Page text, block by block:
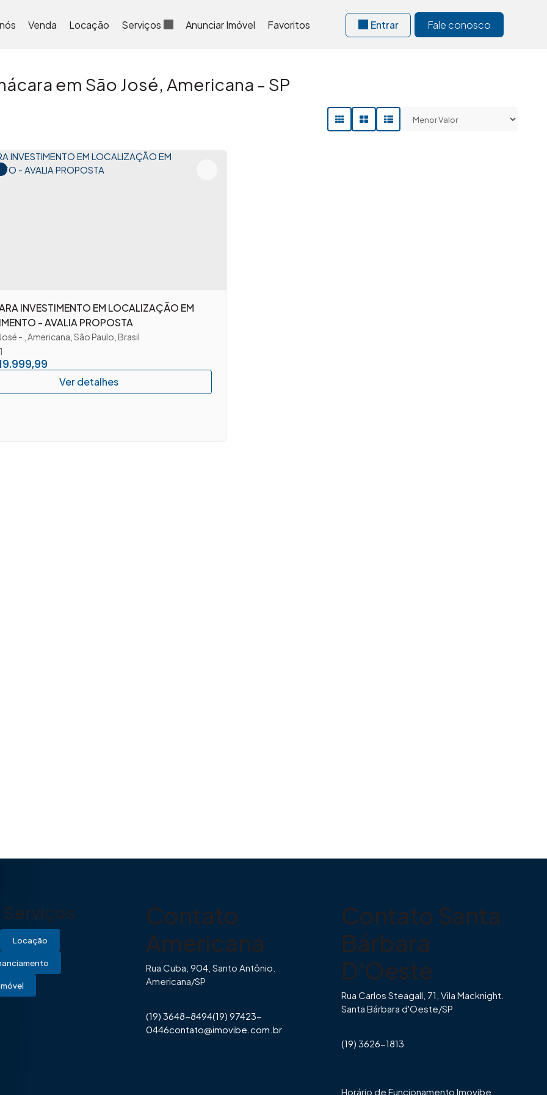
Fale conosco
Entrar
Favoritos
Anunciar Imóvel
Serviços
Locação
Venda
em São José, Americana - SP
INVESTIMENTO EM LOCALIZAÇÃO EM
- AVALIA PROPOSTA
Americana São Paulo Brasil
1
Serviços
Locação
Contato
Americana
Rua Cuba, 904, Santo Antônio.
Americana/SP
(19) 3648-8494(19) 97423-
0446contato@imovibe.com.br
Contato Santa
Bárbara
D'Oeste
Rua Carlos Steagall, 71, Vila Macknight.
Santa Bárbara d'Oeste/SP
(19) 3626-1813
Horário de Funcionamento Imovibe